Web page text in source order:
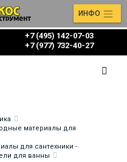
+7 (495) 142-07-03
‎‎+7 (977) 732-40-27
ИНФО
материалы для
для сантехники -
для ванны